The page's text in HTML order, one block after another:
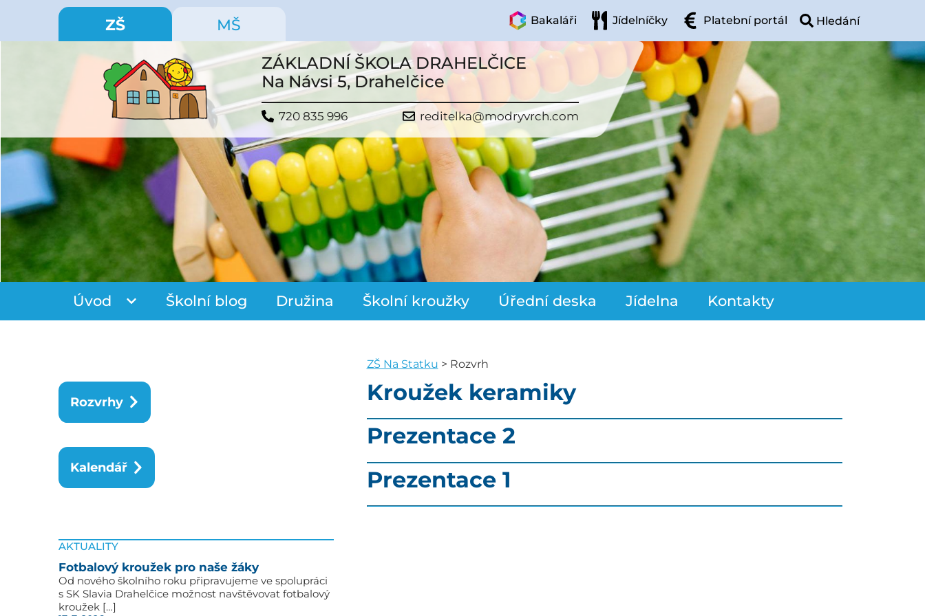
ZŠ MŠ Bakaláři Jídelníčky Platební portál
ZÁKLADNÍ ŠKOLA DRAHELČICE
Na Návsi 5, Drahelčice
720 835 996 reditelka@modryvrch.com
Úvod Školní blog Družina Školní kroužky Úřední deska Jídelna Kontakty
Rozvrhy
Kalendář
AKTUALITY
Fotbalový kroužek pro naše žáky
Od nového školního roku připravujeme ve spolupráci
s SK Slavia Drahelčice možnost navštěvovat fotbalový
kroužek […]
ZŠ Na Statku > Rozvrh
Kroužek keramiky
Prezentace 2
Prezentace 1